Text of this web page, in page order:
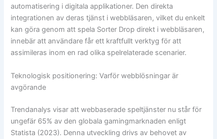
automatisering i digitala applikationer. Den direkta
integrationen av deras tjänst i webbläsaren, vilket du enkelt
kan göra genom att spela Sorter Drop direkt i webbläsaren,
innebär att användare får ett kraftfullt verktyg för att
assimileras inom en rad olika spelrelaterade scenarier.
Teknologisk positionering: Varför webblösningar är
avgörande
Trendanalys visar attwebbaserade speltjänster nu står för
ungefär 65% av den globala gamingmarknaden enligt
Statista (2023). Denna utveckling drivs av behovet av